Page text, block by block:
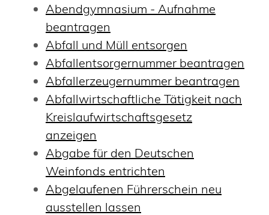
Abendgymnasium - Aufnahme
beantragen
Abfall und Müll entsorgen
Abfallentsorgernummer beantragen
Abfallerzeugernummer beantragen
Abfallwirtschaftliche Tätigkeit nach
Kreislaufwirtschaftsgesetz
anzeigen
Abgabe für den Deutschen
Weinfonds entrichten
Abgelaufenen Führerschein neu
ausstellen lassen